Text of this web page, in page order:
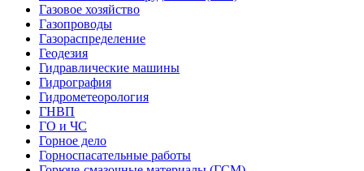
Газовое хозяйство
Газопроводы
Газораспределение
Геодезия
Гидравлические машины
Гидрография
Гидрометеорология
ГНВП
ГО и ЧС
Горное дело
Горноспасательные работы